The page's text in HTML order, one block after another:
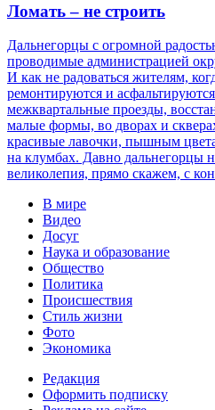
Ломать – не строить
Дальнегорцы с огромной
проводимые администрацией
И как не радоваться жителям,
ремонтируются и
межквартальные проезды,
малые формы, во дворах и
красивые лавочки, пышным
на клумбах. Давно дальнегорцы
великолепия, прямо скажем, с
В мире
Видео
Досуг
Наука и образование
Общество
Политика
Происшествия
Стиль жизни
Фото
Экономика
Редакция
Оформить подписку